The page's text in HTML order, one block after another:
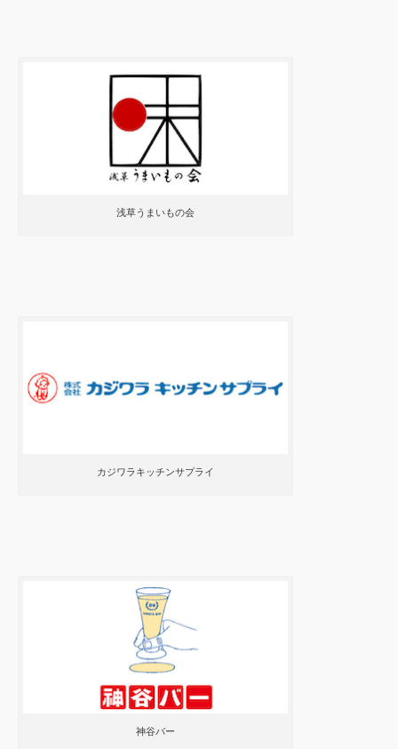
浅草うまいもの会
カジワラキッチンサプライ
神谷バー